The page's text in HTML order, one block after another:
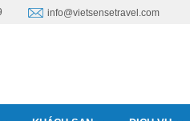
info@vietsensetravel.com